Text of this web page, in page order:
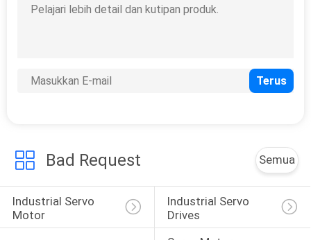
Logic Controller
432
Bad Request Semua
Industrial Servo
Motor
Industrial Servo
Drives